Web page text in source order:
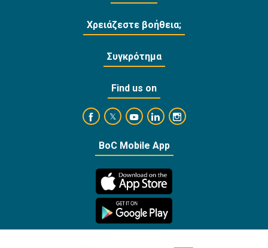
Χρειάζεστε βοήθεια;
Συγκρότημα
Find us on
https://www.facebook.com/
https://twitter.com/bankofcyprus_
https://www.youtube.com/user/
https://www.linkedin.com/
https://
BoC Mobile App